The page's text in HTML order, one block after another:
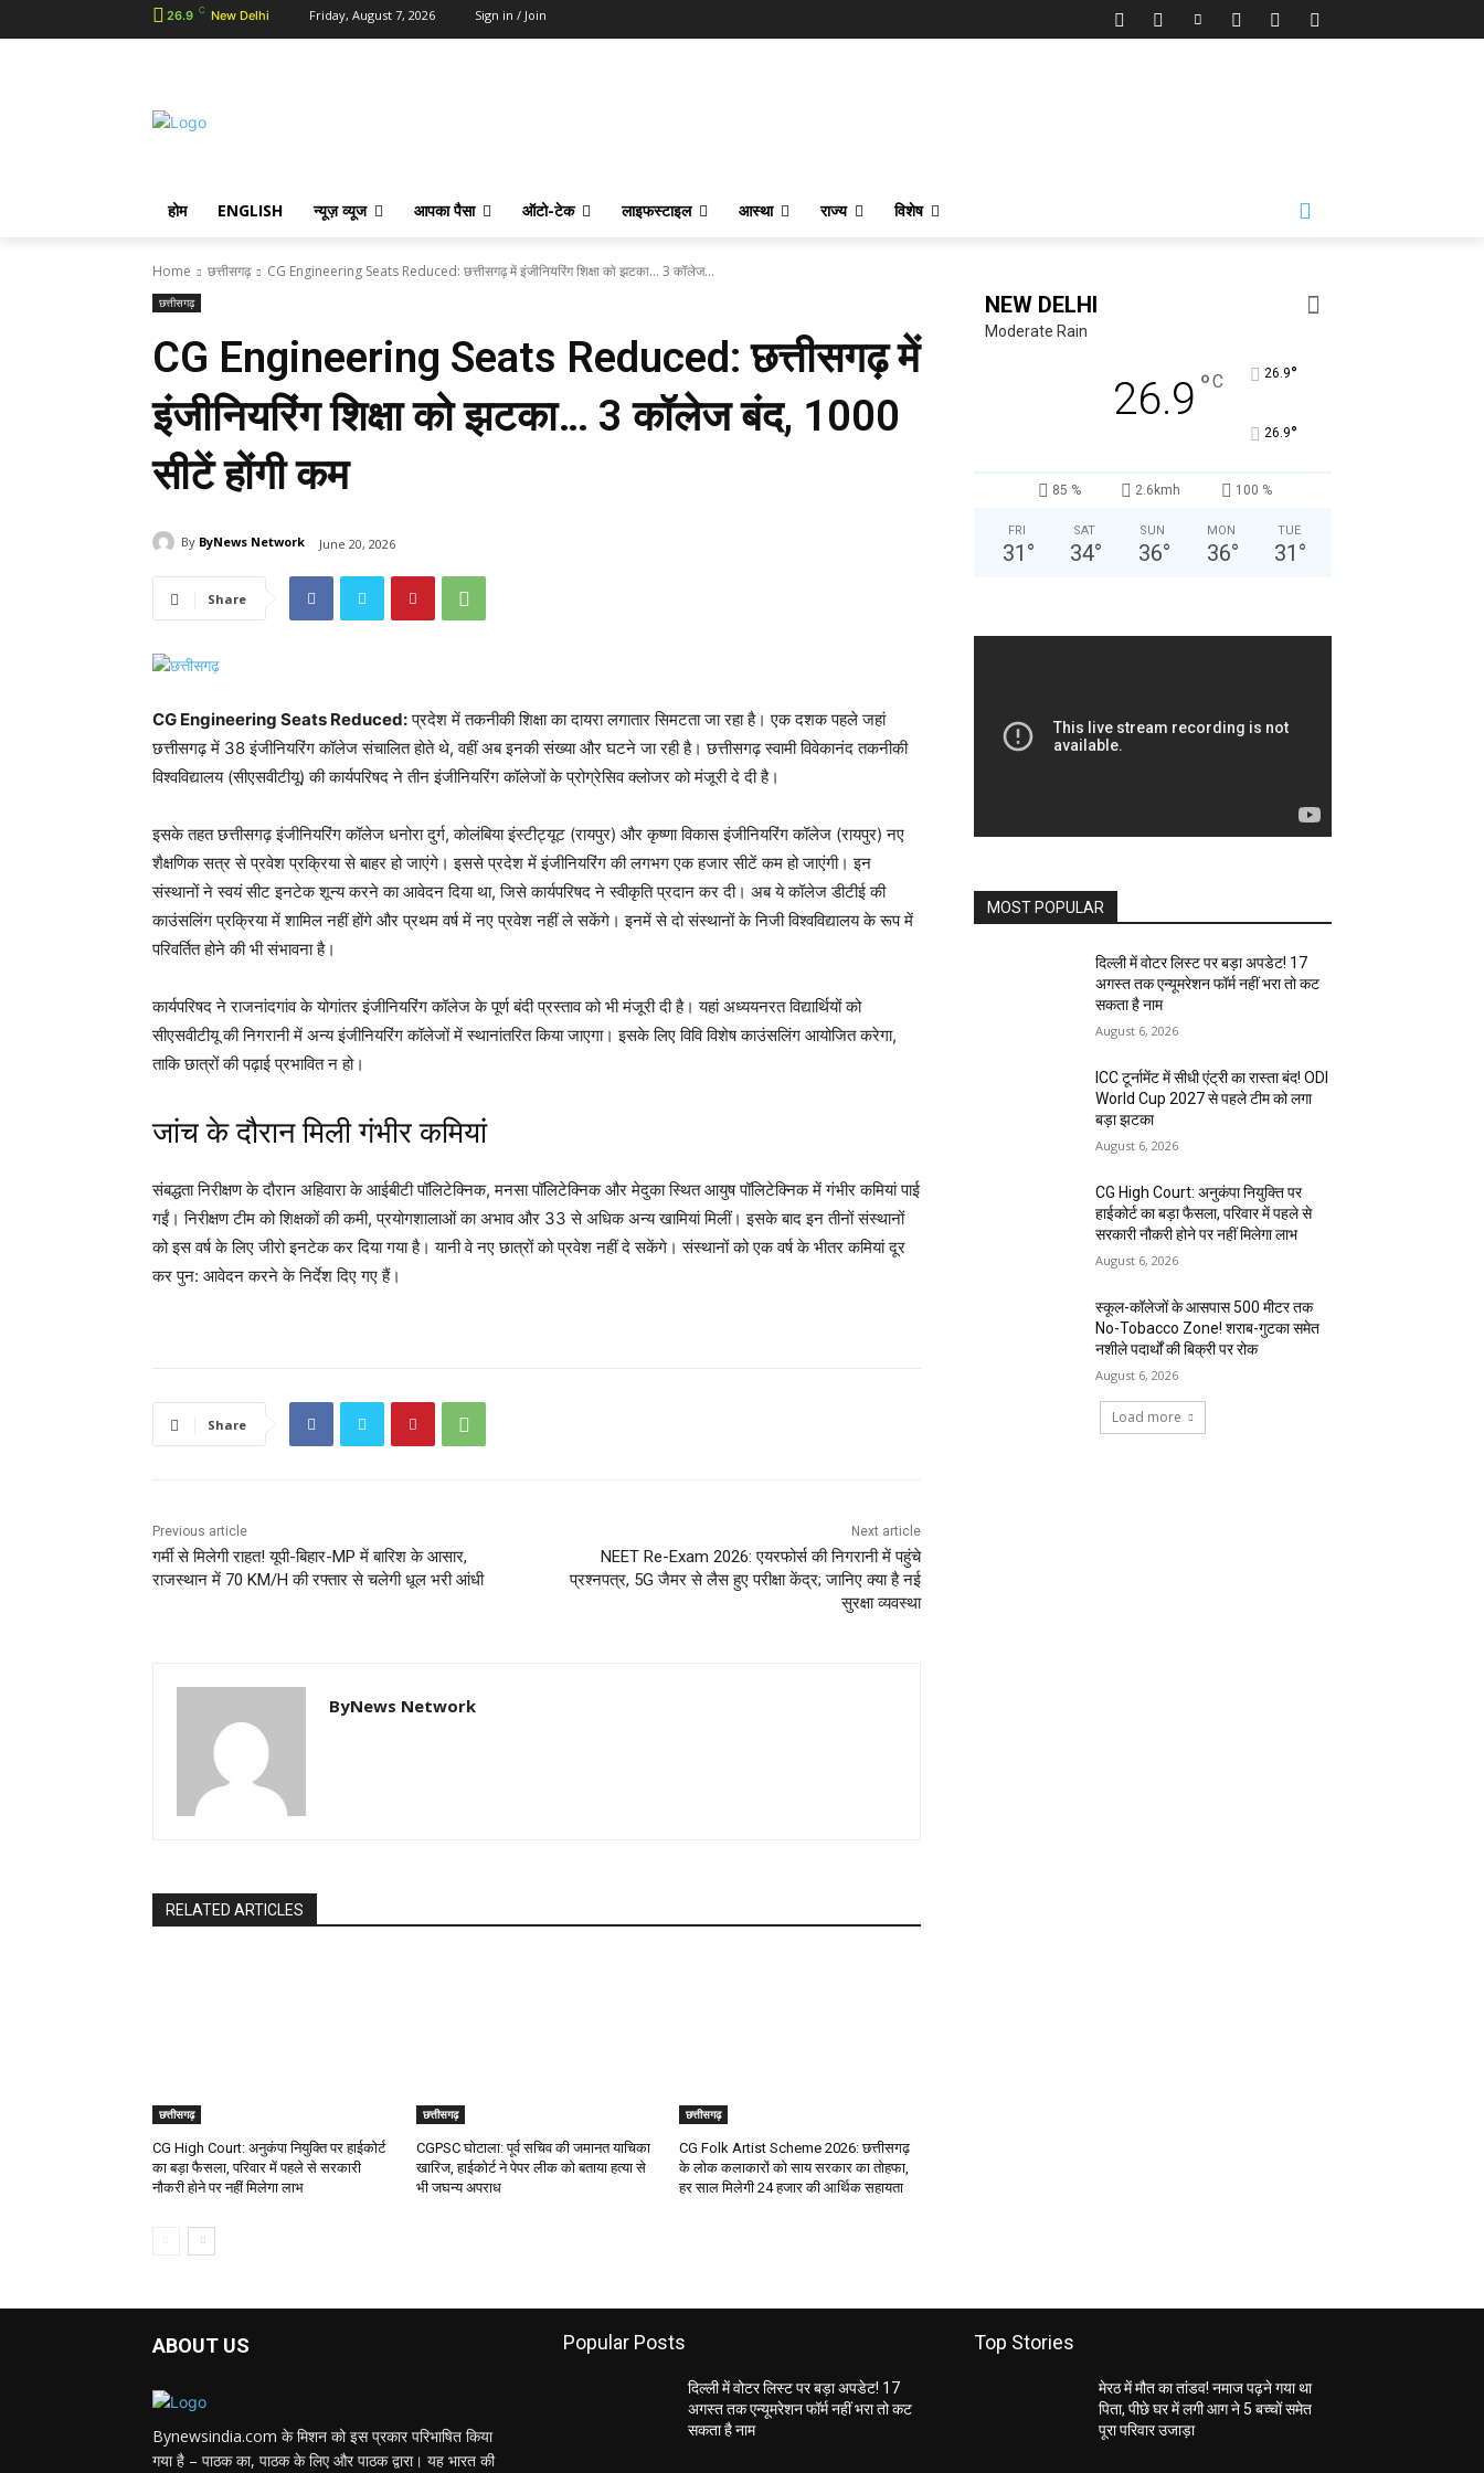
26.9 C New Delhi Friday, August 7, 2026 Sign in / Join
होम ENGLISH न्यूज़ व्यूज आपका पैसा ऑटो-टेक लाइफस्टाइल आस्था राज्य विशेष
Home छत्तीसगढ़ CG Engineering Seats Reduced: छत्तीसगढ़ में इंजीनियरिंग शिक्षा को झटका… 3 कॉलेज...
छत्तीसगढ़
CG Engineering Seats Reduced: छत्तीसगढ़ में
इंजीनियरिंग शिक्षा को झटका… 3 कॉलेज बंद, 1000
सीटें होंगी कम
By ByNews Network June 20, 2026
Share
CG Engineering Seats Reduced:प्रदेश में तकनीकी शिक्षा का दायरा लगातार सिमटता जा रहा है। एक दशक पहले जहां
छत्तीसगढ़ में 38 इंजीनियरिंग कॉलेज संचालित होते थे, वहीं अब इनकी संख्या और घटने जा रही है। छत्तीसगढ़ स्वामी विवेकानंद तकनीकी
विश्वविद्यालय (सीएसवीटीयू) की कार्यपरिषद ने तीन इंजीनियरिंग कॉलेजों के प्रोग्रेसिव क्लोजर को मंजूरी दे दी है।
इसके तहत छत्तीसगढ़ इंजीनियरिंग कॉलेज धनोरा दुर्ग, कोलंबिया इंस्टीट्यूट (रायपुर) और कृष्णा विकास इंजीनियरिंग कॉलेज (रायपुर) नए
शैक्षणिक सत्र से प्रवेश प्रक्रिया से बाहर हो जाएंगे। इससे प्रदेश में इंजीनियरिंग की लगभग एक हजार सीटें कम हो जाएंगी। इन
संस्थानों ने स्वयं सीट इनटेक शून्य करने का आवेदन दिया था, जिसे कार्यपरिषद ने स्वीकृति प्रदान कर दी। अब ये कॉलेज डीटीई की
काउंसलिंग प्रक्रिया में शामिल नहीं होंगे और प्रथम वर्ष में नए प्रवेश नहीं ले सकेंगे। इनमें से दो संस्थानों के निजी विश्वविद्यालय के रूप में
परिवर्तित होने की भी संभावना है।
कार्यपरिषद ने राजनांदगांव के योगांतर इंजीनियरिंग कॉलेज के पूर्ण बंदी प्रस्ताव को भी मंजूरी दी है। यहां अध्ययनरत विद्यार्थियों को
सीएसवीटीयू की निगरानी में अन्य इंजीनियरिंग कॉलेजों में स्थानांतरित किया जाएगा। इसके लिए विवि विशेष काउंसलिंग आयोजित करेगा,
ताकि छात्रों की पढ़ाई प्रभावित न हो।
जांच के दौरान मिली गंभीर कमियां
संबद्धता निरीक्षण के दौरान अहिवारा के आईबीटी पॉलिटेक्निक, मनसा पॉलिटेक्निक और मेदुका स्थित आयुष पॉलिटेक्निक में गंभीर कमियां पाई
गईं। निरीक्षण टीम को शिक्षकों की कमी, प्रयोगशालाओं का अभाव और 33 से अधिक अन्य खामियां मिलीं। इसके बाद इन तीनों संस्थानों
को इस वर्ष के लिए जीरो इनटेक कर दिया गया है। यानी वे नए छात्रों को प्रवेश नहीं दे सकेंगे। संस्थानों को एक वर्ष के भीतर कमियां दूर
कर पुन: आवेदन करने के निर्देश दिए गए हैं।
Share
Previous article
गर्मी से मिलेगी राहत! यूपी-बिहार-MP में बारिश के आसार,
राजस्थान में 70 KM/H की रफ्तार से चलेगी धूल भरी आंधी
Next article
NEET Re-Exam 2026: एयरफोर्स की निगरानी में पहुंचे
प्रश्नपत्र, 5G जैमर से लैस हुए परीक्षा केंद्र; जानिए क्या है नई
सुरक्षा व्यवस्था
ByNews Network
RELATED ARTICLES
छत्तीसगढ़
CG High Court: अनुकंपा नियुक्ति पर हाईकोर्ट
का बड़ा फैसला, परिवार में पहले से सरकारी
नौकरी होने पर नहीं मिलेगा लाभ
छत्तीसगढ़
CGPSC घोटाला: पूर्व सचिव की जमानत याचिका
खारिज, हाईकोर्ट ने पेपर लीक को बताया हत्या से
भी जघन्य अपराध
छत्तीसगढ़
CG Folk Artist Scheme 2026: छत्तीसगढ़
के लोक कलाकारों को साय सरकार का तोहफा,
हर साल मिलेगी 24 हजार की आर्थिक सहायता
NEW DELHI
Moderate Rain
26.9 °C 26.9°
26.9°
85 % 2.6kmh 100 %
FRI
31 °
SAT
34°
SUN
36°
MON
36°
TUE
31 °
MOST POPULAR
दिल्ली में वोटर लिस्ट पर बड़ा अपडेट! 17
अगस्त तक एन्यूमरेशन फॉर्म नहीं भरा तो कट
सकता है नाम
August 6, 2026
ICC टूर्नामेंट में सीधी एंट्री का रास्ता बंद! ODI
World Cup 2027 से पहले टीम को लगा
बड़ा झटका
August 6, 2026
CG High Court: अनुकंपा नियुक्ति पर
हाईकोर्ट का बड़ा फैसला, परिवार में पहले से
सरकारी नौकरी होने पर नहीं मिलेगा लाभ
August 6, 2026
स्कूल-कॉलेजों के आसपास 500 मीटर तक
No-Tobacco Zone! शराब-गुटका समेत
नशीले पदार्थों की बिक्री पर रोक
August 6, 2026
Load more
ABOUT US
Bynewsindia.com के मिशन को इस प्रकार परिभाषित किया
गया है – पाठक का, पाठक के लिए और पाठक द्वारा। यह भारत की
Popular Posts
दिल्ली में वोटर लिस्ट पर बड़ा अपडेट! 17
अगस्त तक एन्यूमरेशन फॉर्म नहीं भरा तो कट
सकता है नाम
Top Stories
मेरठ में मौत का तांडव! नमाज पढ़ने गया था
पिता, पीछे घर में लगी आग ने 5 बच्चों समेत
पूरा परिवार उजाड़ा